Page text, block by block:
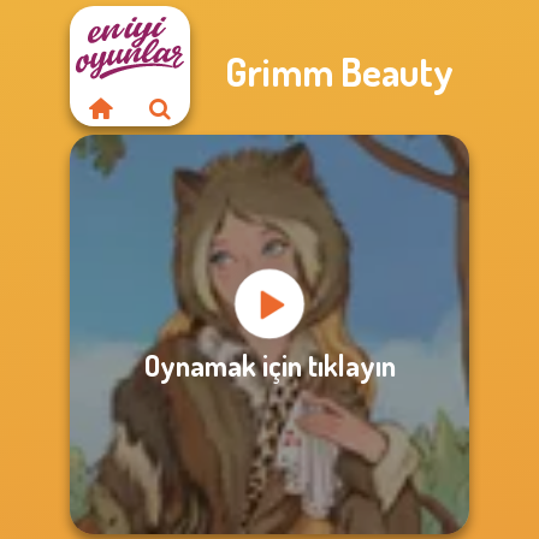
Grimm Beauty
Oynamak için tıklayın